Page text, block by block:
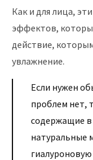
Как и для лица,
эффектов,
действие,
увлажнение.
Если нужен
проблем нет,
содержащие в
натуральные
гиалуроновую